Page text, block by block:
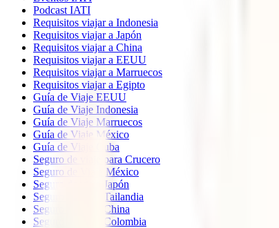
Podcast IATI
Requisitos viajar a Indonesia
Requisitos viajar a Japón
Requisitos viajar a China
Requisitos viajar a EEUU
Requisitos viajar a Marruecos
Requisitos viajar a Egipto
Guía de Viaje EEUU
Guía de Viaje Indonesia
Guía de Viaje Marruecos
Guía de Viaje México
Guía de Viaje Cuba
Seguro de viaje para Crucero
Seguro de Viaje México
Seguro de viaje Japón
Seguro de viaje Tailandia
Seguro de viaje China
Seguro de viaje Colombia